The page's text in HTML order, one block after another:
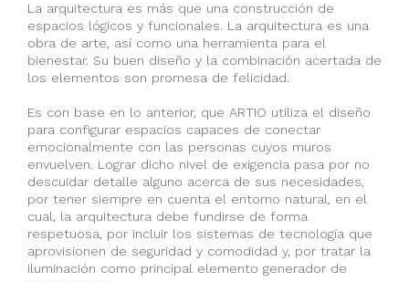
La arquitectura es más que una construcción de
espacios lógicos y funcionales. La arquitectura es una
obra de arte, así como una herramienta para el
bienestar. Su buen diseño y la combinación acertada de
los elementos son promesa de felicidad.
Es con base en lo anterior, que ARTIO utiliza el diseño
para configurar espacios capaces de conectar
emocionalmente con las personas cuyos muros
envuelven. Lograr dicho nivel de exigencia pasa por no
descuidar detalle alguno acerca de sus necesidades,
por tener siempre en cuenta el entorno natural, en el
cual, la arquitectura debe fundirse de forma
respetuosa, por incluir los sistemas de tecnología que
aprovisionen de seguridad y comodidad y, por tratar la
iluminación como principal elemento generador de